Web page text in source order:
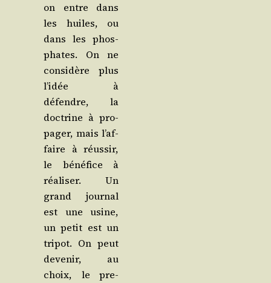
on entre dans
les huiles, ou
dans les phos­
phates. On ne
consi­dère plus
l’i­dée à
défendre, la
doc­trine à pro­
pa­ger, mais l’af­
faire à réus­sir,
le béné­fice à
réa­li­ser. Un
grand jour­nal
est une usine,
un petit est un
tri­pot. On peut
deve­nir, au
choix, le pre­